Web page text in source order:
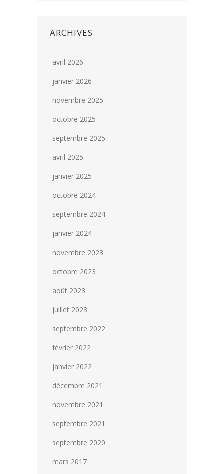
ARCHIVES
avril 2026
janvier 2026
novembre 2025
octobre 2025
septembre 2025
avril 2025
janvier 2025
octobre 2024
septembre 2024
janvier 2024
novembre 2023
octobre 2023
août 2023
juillet 2023
septembre 2022
février 2022
janvier 2022
décembre 2021
novembre 2021
septembre 2021
septembre 2020
mars 2017